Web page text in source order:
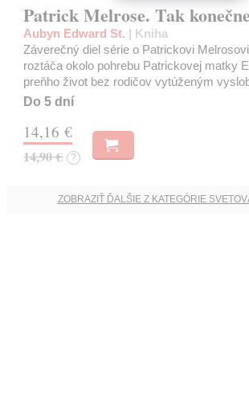
Patrick Melrose. Tak
Aubyn Edward St. | Kniha
Záverečný diel série o Patrickovi
roztáča okolo pohrebu Patrickovej matky
preňho život bez rodičov vytúženým
Do 5 dní
14,16 €
14,90 € ?
ZOBRAZIŤ ĎALŠIE Z KATEGÓRIE